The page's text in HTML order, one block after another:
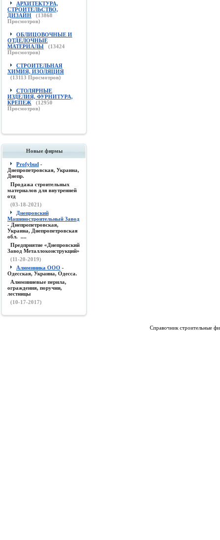
АРХИТЕКТУРА,
СТРОИТЕЛЬСТВО,
ДИЗАЙН
(13868
Просмотров)
ОБЛИЦОВОЧНЫЕ И
ОТДЕЛОЧНЫЕ
МАТЕРИАЛЫ
(13424
Просмотров)
СТРОИТЕЛЬНАЯ
ХИМИЯ, ИЗОЛЯЦИЯ
(13113 Просмотров)
СТОЛЯРНЫЕ
ИЗДЕЛИЯ, ФУРНИТУРА,
КРЕПЕЖ
(12950
Просмотров)
Новые фирмы
Profybud -
Днепропетровская, Украина,
Днепр.
Продажа строительных
материалов для внутренней
отд
(03-18-2021)
Днепровский
Машиностроительный Завод
- Днепропетровская,
Украина, Днепропетровская
обл. ....
Предприятие «Днепровский
Завод Металлоконструкций»
(11-20-2019)
Алюминика ООО -
Одесская, Украина, Одесса.
Алюминиевые перила,
ограждения, поручни,
лестницы
(10-17-2017)
Справочник строительные